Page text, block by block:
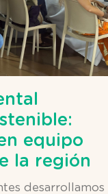
equipo
la región
desarrollamos